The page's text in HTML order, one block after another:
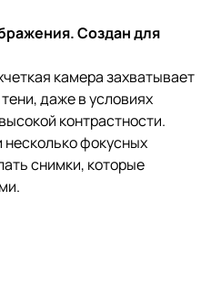
Создан для
камера захватывает
даже в условиях
контрастности.
несколько фокусных
снимки, которые